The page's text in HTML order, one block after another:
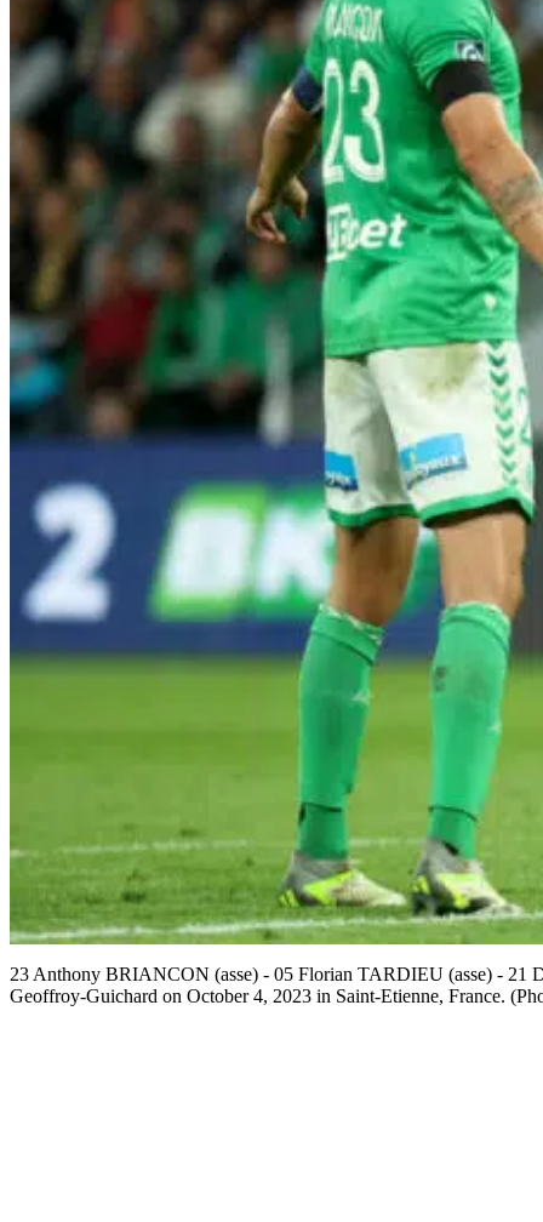
23 Anthony BRIANCON (asse) - 05 Florian TARDIEU (asse) - 21
Geoffroy-Guichard on October 4, 2023 in Saint-Etienne, France.